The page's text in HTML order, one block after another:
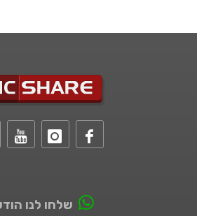
שלחו לנו